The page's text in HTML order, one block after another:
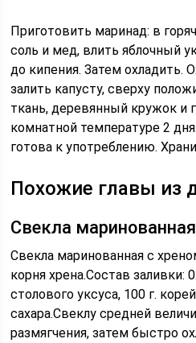
Приготовить маринад: в
соль и мед, влить яблочный
до кипения. Затем
залить капусту, сверху
ткань, деревянный кружок и
комнатной температуре 2
готова к употреблению.
Похожие главы из
Свекла
Свекла маринованная с
корня хрена.Состав заливки:
столового уксуса, 100 г.
сахара.Свеклу средней
размягчения, затем быстро